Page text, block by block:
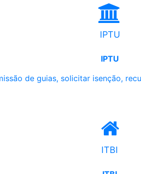
IPTU
IPTU
de guias, solicitar isenção,
ITBI